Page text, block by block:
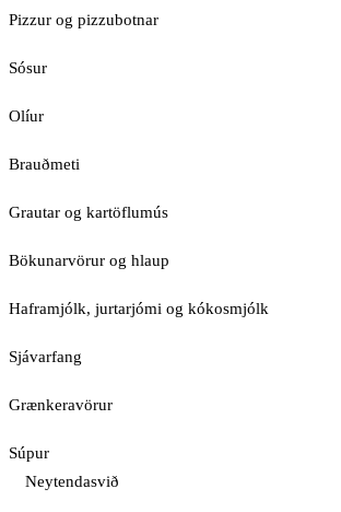
Pizzur og pizzubotnar
Sósur
Olíur
Brauðmeti
Grautar og kartöflumús
Bökunarvörur og hlaup
Haframjólk, jurtarjómi og kókosmjólk
Sjávarfang
Grænkeravörur
Súpur
Neytendasvið